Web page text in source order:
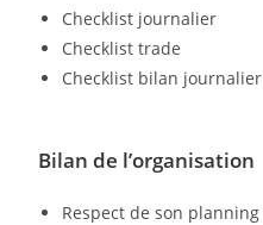
Checklist journalier
Checklist trade
Checklist bilan journalier
Bilan de l’organisation
Respect de son planning